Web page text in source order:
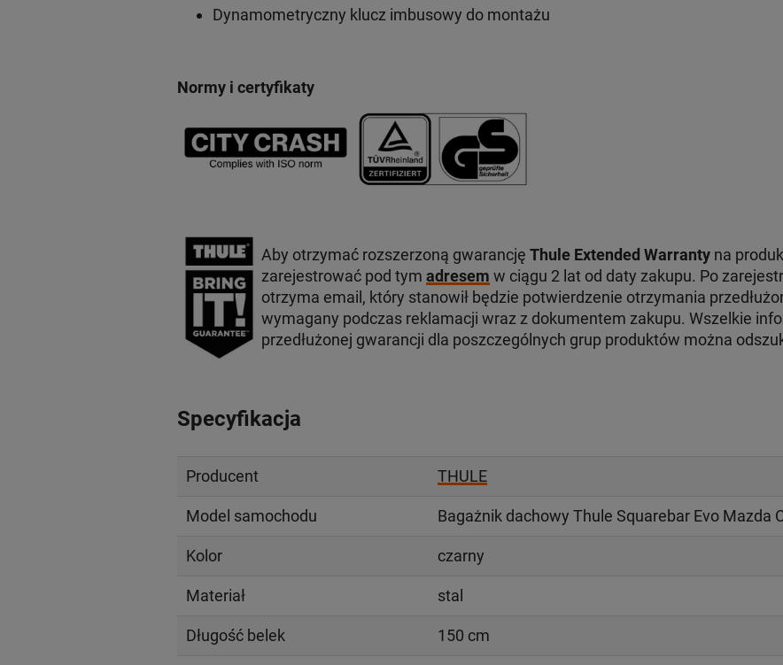
Dynamometryczny klucz imbusowy do montażu
Normy i certyfikaty
Aby otrzymać rozszerzoną gwarancję Thule Extended Warrantyna
zarejestrować pod tym adresem w ciągu 2 lat od daty zakupu. Po
otrzyma email, który stanowił będzie potwierdzenie otrzymania
wymagany podczas reklamacji wraz z dokumentem zakupu. Wszelkie
przedłużonej gwarancji dla poszczególnych grup produktów można
Specyfikacja
Producent THULE
Model samochodu Bagażnik dachowy Thule Squarebar Evo Mazda
Kolor czarny
Materiał stal
Długość belek 150 cm